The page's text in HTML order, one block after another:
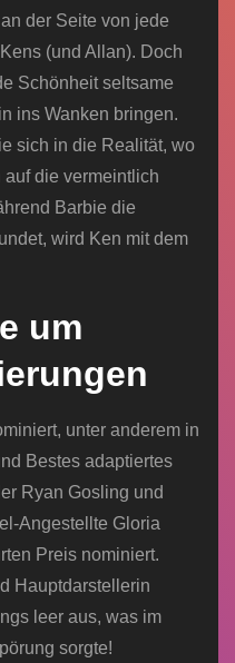
der Seite von jede
(und Allan). Doch
Schönheit seltsame
ins Wanken bringen.
sich in die Realität, wo
die vermeintlich
Barbie die
wird Ken mit dem
um
unter anderem in
Bestes adaptiertes
Ryan Gosling und
Angestellte Gloria
Preis nominiert.
Hauptdarstellerin
leer aus, was im
sorgte!